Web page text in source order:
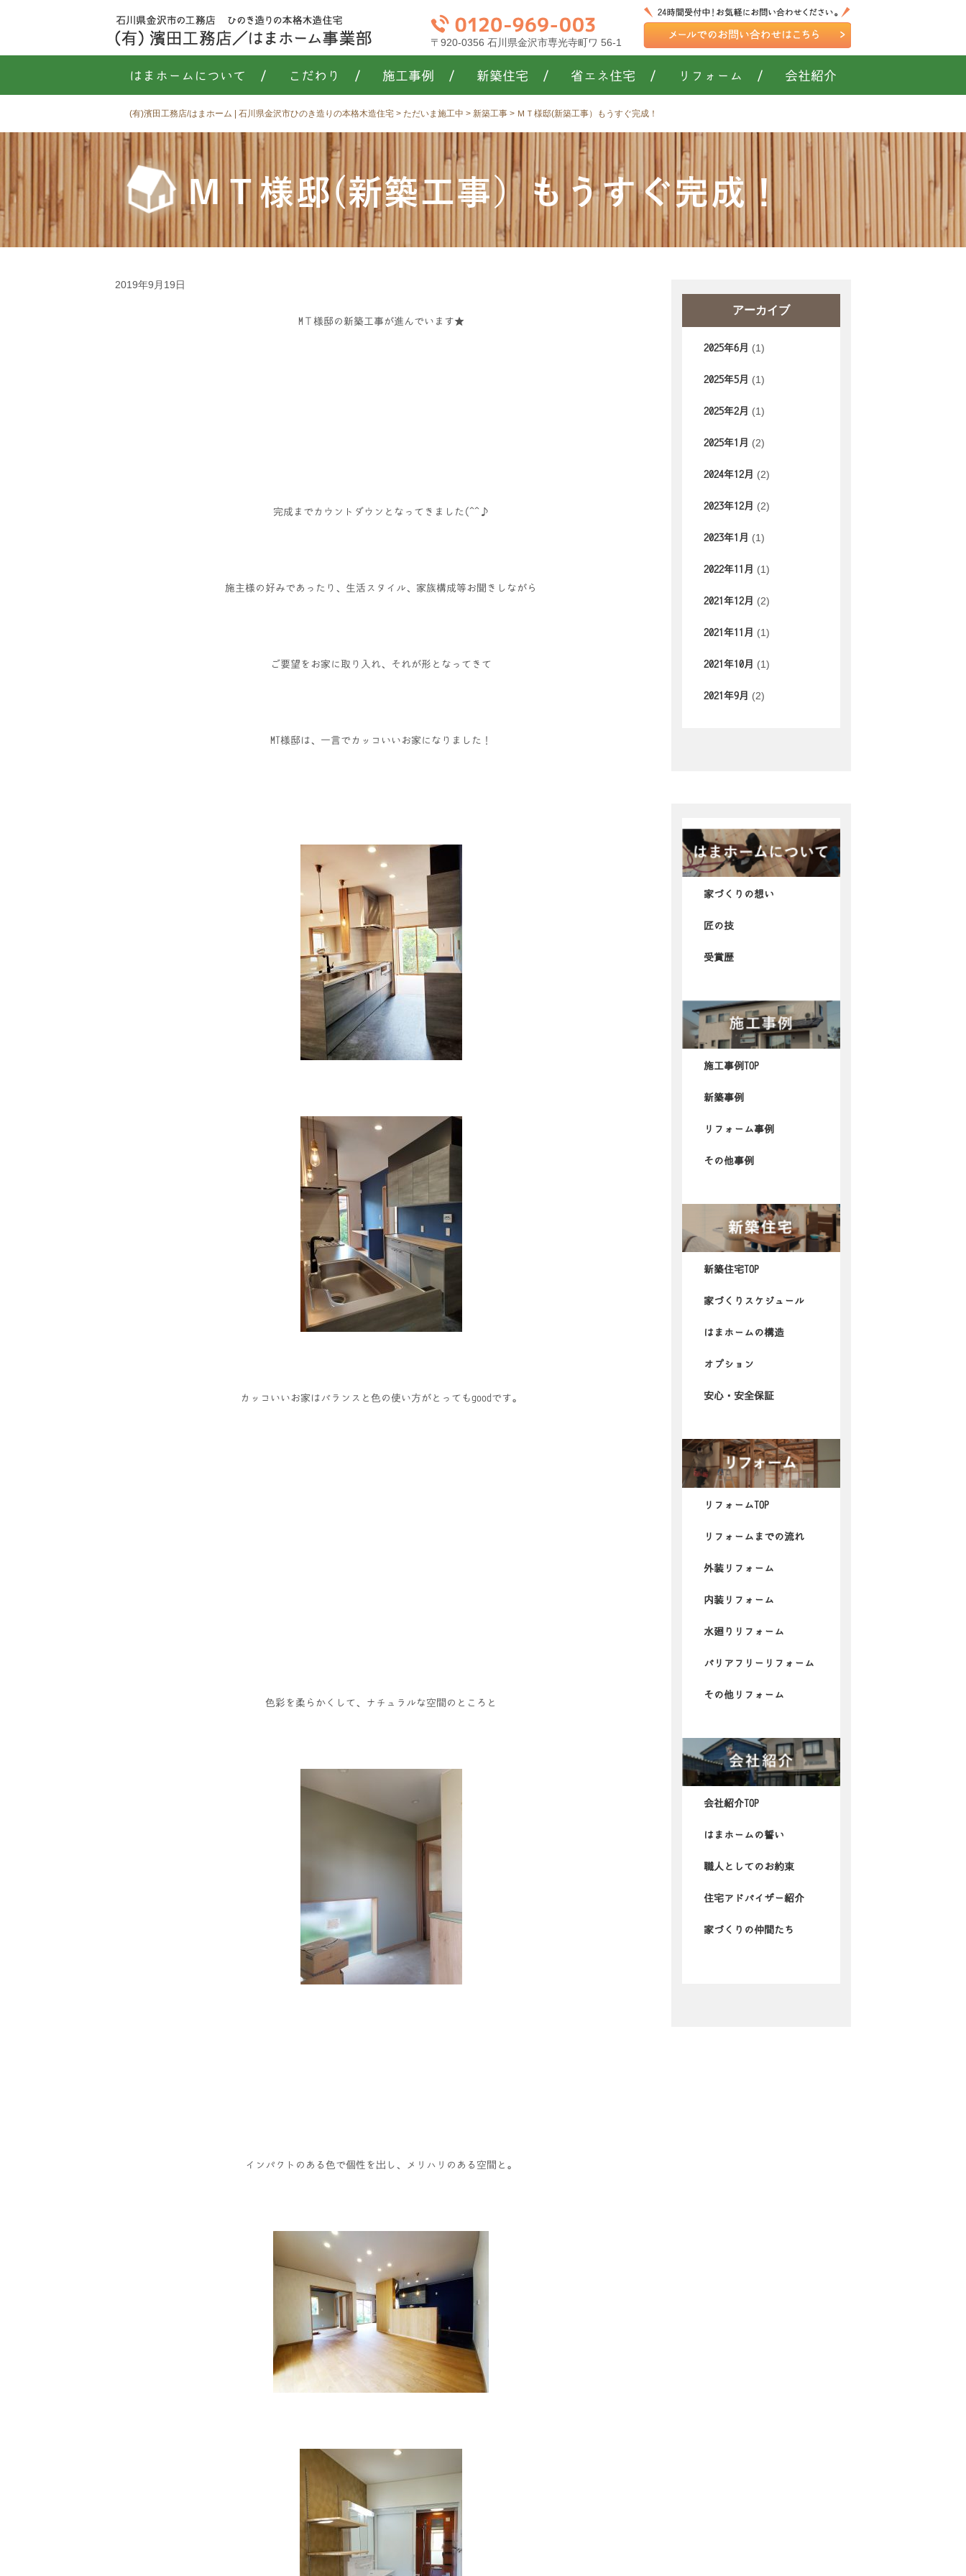
〒920-0356 石川県金沢市専光寺町ワ 56-1
はまホームについて / こだわり / 施工事例 / 新築住宅 / 省エネ住宅 / リフォーム / 会社紹介
(有)濱田工務店/はまホーム | 石川県金沢市ひのき造りの本格木造住宅 > ただいま施工中 > 新築工事 > ＭＴ様邸(新築工事）もうすぐ完成！
ＭＴ様邸(新築工事）もうすぐ完成！
アーカイブ
2025年6月 (1)
2025年5月 (1)
2025年2月 (1)
2025年1月 (2)
2024年12月 (2)
2023年12月 (2)
2023年1月 (1)
2022年11月 (1)
2021年12月 (2)
2021年11月 (1)
2021年10月 (1)
2021年9月 (2)
家づくりの想い
匠の技
受賞歴
施工事例TOP
新築事例
リフォーム事例
その他事例
新築住宅TOP
家づくりスケジュール
はまホームの構造
オプション
安心・安全保証
リフォームTOP
リフォームまでの流れ
外装リフォーム
内装リフォーム
水廻りリフォーム
バリアフリーリフォーム
その他リフォーム
会社紹介TOP
はまホームの誓い
職人としてのお約束
住宅アドバイザー紹介
家づくりの仲間たち
2019年9月19日
MＴ様邸の新築工事が進んでいます★
完成までカウントダウンとなってきました(^^♪
施主様の好みであったり、生活スタイル、家族構成等お聞きしながら
ご要望をお家に取り入れ、それが形となってきて
MT様邸は、一言でカッコいいお家になりました！
カッコいいお家はバランスと色の使い方がとってもgoodです。
色彩を柔らかくして、ナチュラルな空間のところと
インパクトのある色で個性を出し、メリハリのある空間と。